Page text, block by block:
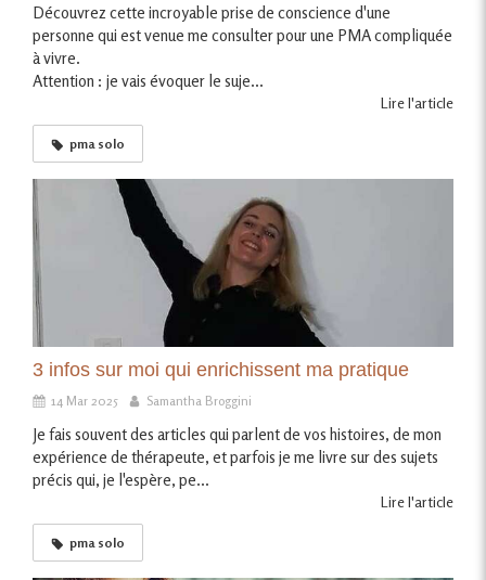
Découvrez cette incroyable prise de conscience d'une
personne qui est venue me consulter pour une PMA compliquée
à vivre.
Attention : je vais évoquer le suje...
Lire l'article
pma solo
3 infos sur moi qui enrichissent ma pratique
14 Mar 2025 Samantha Broggini
Je fais souvent des articles qui parlent de vos histoires, de mon
expérience de thérapeute, et parfois je me livre sur des sujets
précis qui, je l'espère, pe...
Lire l'article
pma solo